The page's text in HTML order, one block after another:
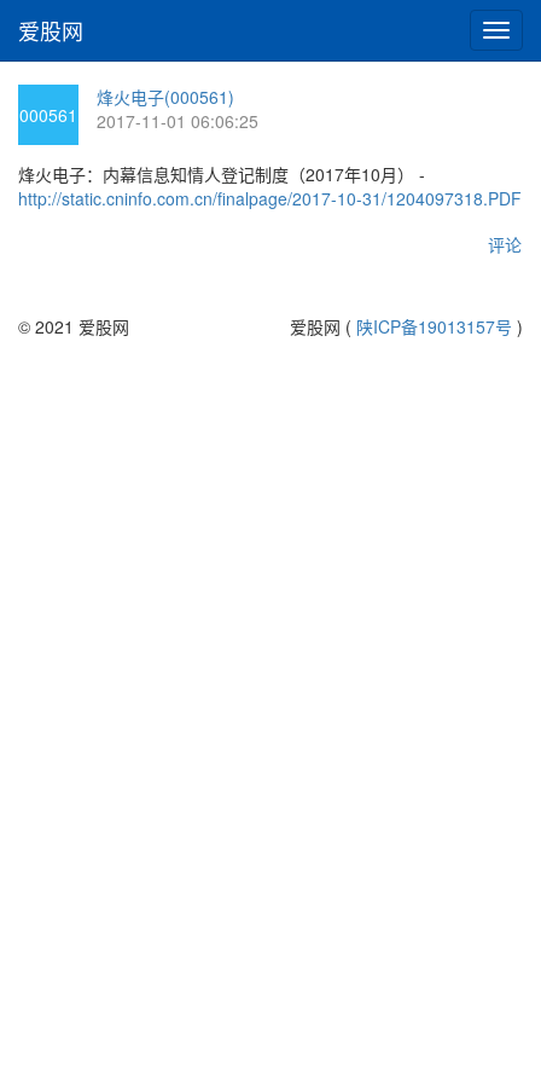
切
换
爱股网
000561
烽火电子(000561)
2017-11-01 06:06:25
烽火电子：内幕信息知情人登记制度（2017年10月） -
http://static.cninfo.com.cn/finalpage/2017-10-31/1204097318.PDF
评论
© 2021 爱股网 爱股网 ( 陕ICP备19013157号 )